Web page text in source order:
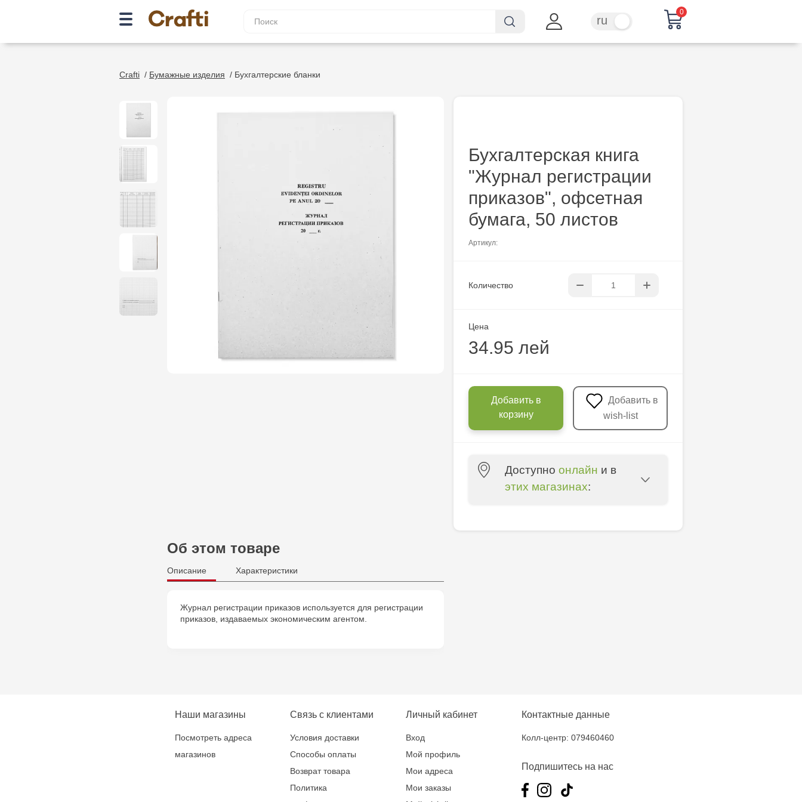
ru
0
Crafti / Бумажные изделия / Бухгалтерские бланки
Бухгалтерская книга
"Журнал регистрации
приказов", офсетная
бумага, 50 листов
Артикул:
Количество
Цена
34.95 лей
Добавить в
корзину
wish-list
Доступно онлайн и в
этих магазинах:
Bun, 5
Об этом товаре
Описание Характеристики
Журнал регистрации приказов используется для регистрации
приказов, издаваемых экономическим агентом.
Наши магазины
Посмотреть адреса
магазинов
Связь с клиентами
Условия доставки
Способы оплаты
Возврат товара
Политика
Личный кабинет
Вход
Мой профиль
Мои адреса
Мои заказы
Контактные данные
Колл-центр: 079460460
Подпишитесь на нас